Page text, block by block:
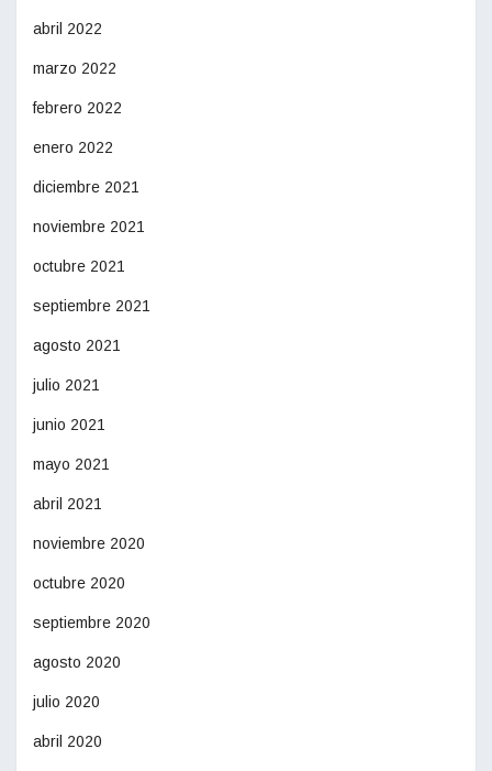
abril 2022
marzo 2022
febrero 2022
enero 2022
diciembre 2021
noviembre 2021
octubre 2021
septiembre 2021
agosto 2021
julio 2021
junio 2021
mayo 2021
abril 2021
noviembre 2020
octubre 2020
septiembre 2020
agosto 2020
julio 2020
abril 2020